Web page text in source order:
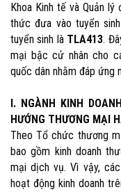
Khoa Kinh tế và Quản lý
thức đưa vào tuyển
tuyển sinh là TLA413.
mại bậc cử nhân cho
quốc dân nhằm đáp ứng
I. NGÀNH KINH
HƯỚNG THƯƠNG MẠI
Theo Tổ chức thương
bao gồm kinh doanh
mại dịch vụ. Vì vậy,
hoạt động kinh doanh